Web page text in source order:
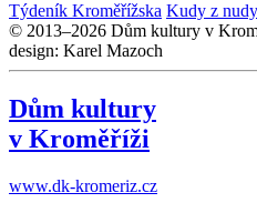
Týdeník Kroměřížska Kudy z nudy
© 2013–2026 Dům kultury v
design: Karel Mazoch
Dům kultury
v Kroměříži
www.dk-kromeriz.cz